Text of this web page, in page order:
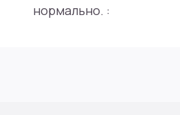
нормально. :